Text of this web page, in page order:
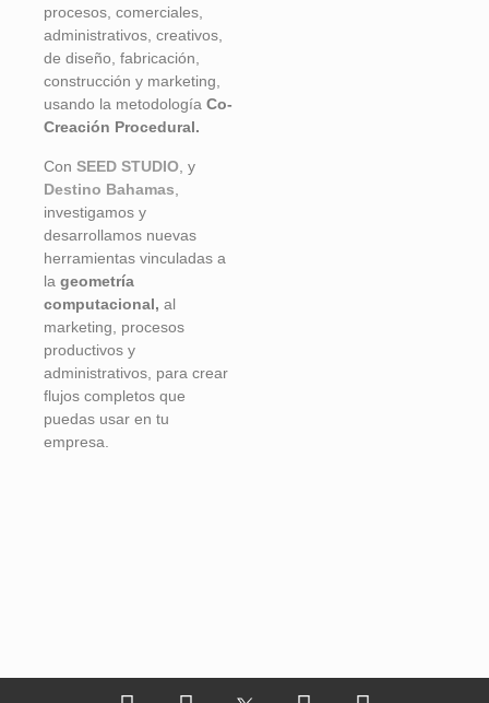
procesos, comerciales,
administrativos, creativos,
de diseño, fabricación,
construcción y marketing,
usando la metodología Co-
Creación Procedural.
Con SEED STUDIO , y
Destino Bahamas
investigamos y
desarrollamos nuevas
herramientas vinculadas a
la geometría
computacional, al
marketing, procesos
productivos y
administrativos, para crear
flujos completos que
puedas usar en tu
empresa.